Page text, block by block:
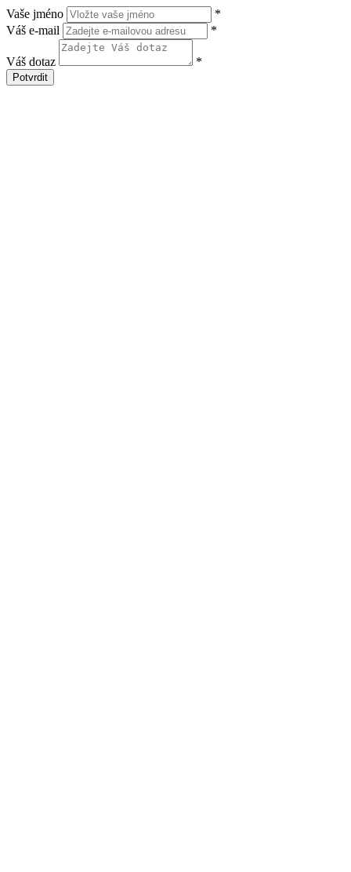
Vaše jméno
*
Váš e-mail
*
Váš dotaz *
Potvrdit